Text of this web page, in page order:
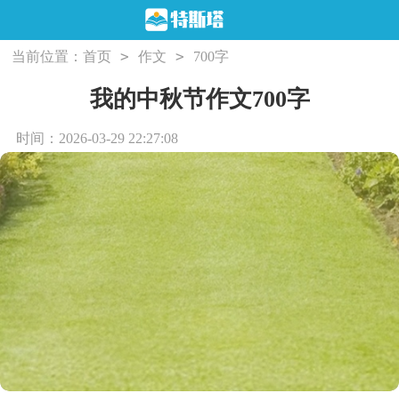
当前位置：首页 > 作文 > 700字
我的中秋节作文700字
时间：2026-03-29 22:27:08